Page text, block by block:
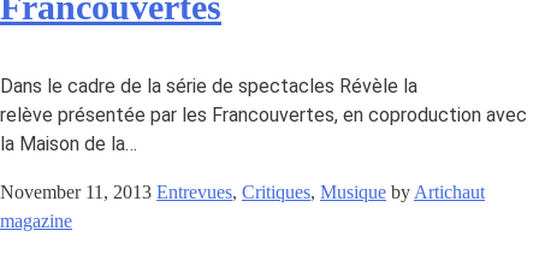
Dans le cadre de la série de spectacles Révèle la
relève présentée par les Francouvertes, en coproduction avec
la Maison de la…
November 11, 2013 Entrevues, Critiques, Musique by Artichaut
magazine